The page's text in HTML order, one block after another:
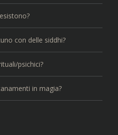
con delle siddhi?
psichici?
in magia?